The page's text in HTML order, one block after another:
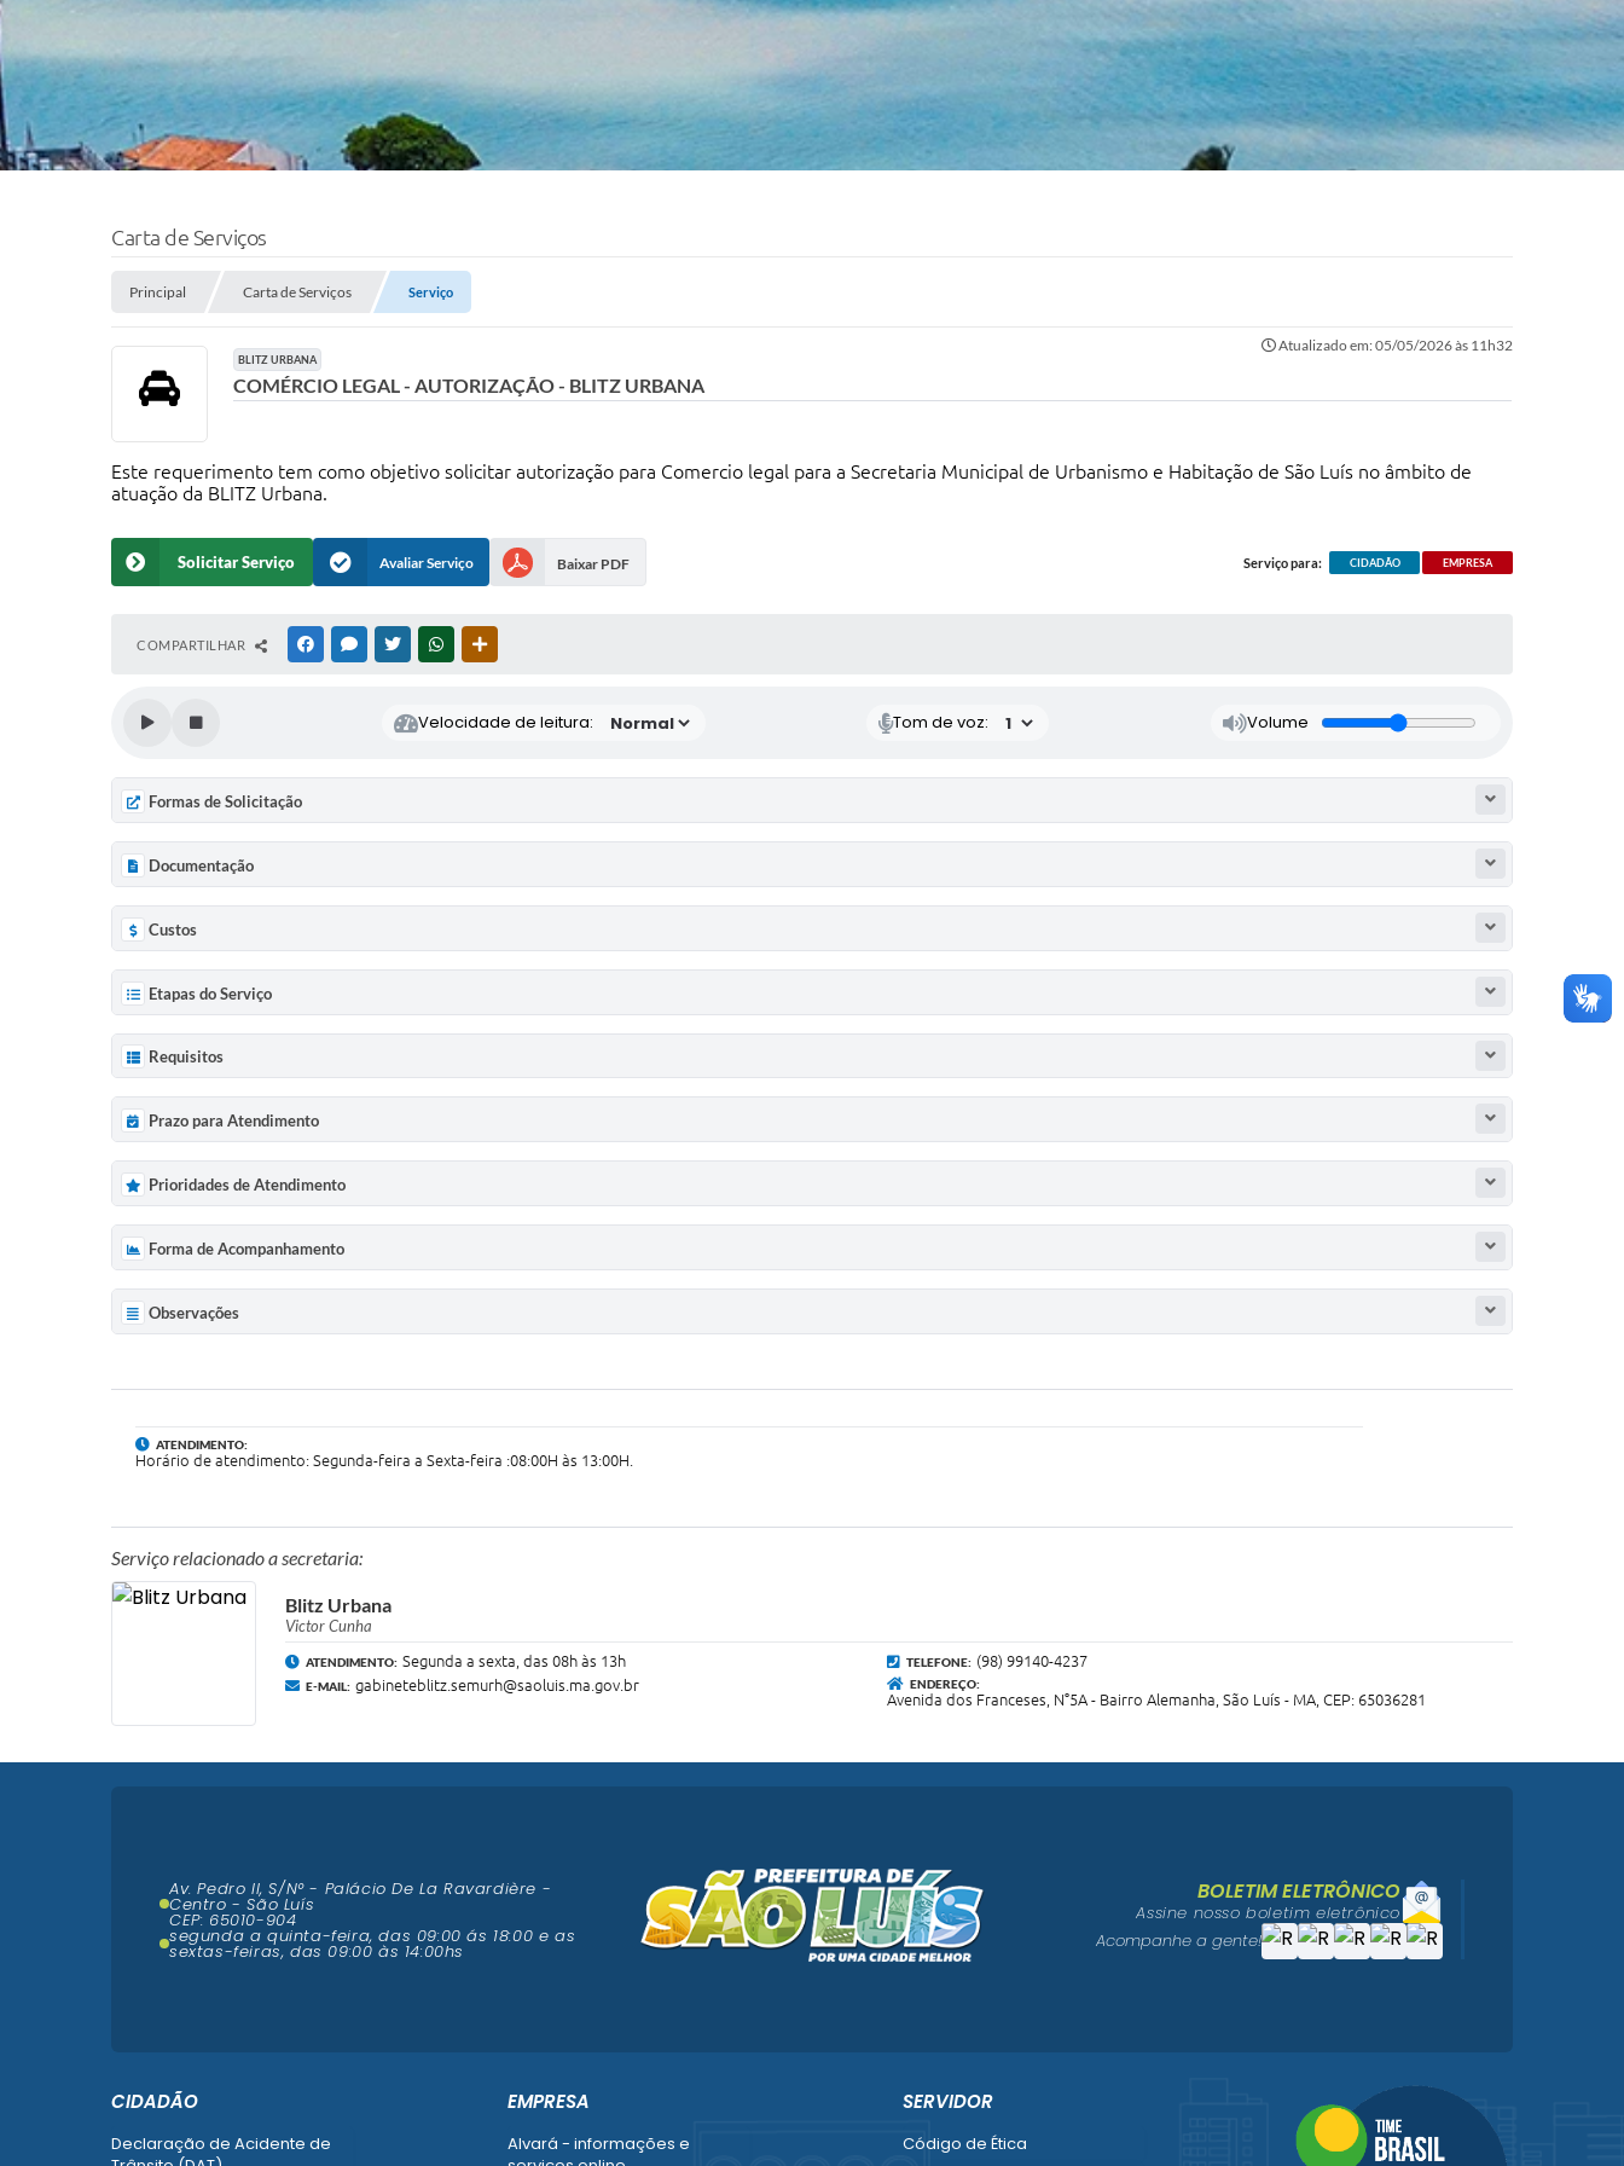
Carta de Serviços
Principal Carta de Serviços Serviço
Atualizado em: 05/05/2026 às 11h32
BLITZ URBANA
COMÉRCIO LEGAL - AUTORIZAÇÃO - BLITZ URBANA
Este requerimento tem como objetivo solicitar autorização para Comercio legal para a Secretaria Municipal de Urbanismo e Habitação de São Luís no âmbito de
atuação da BLITZ Urbana.
Solicitar Serviço Avaliar Serviço Baixar PDF Serviço para: CIDADÃO EMPRESA
COMPARTILHAR FACEBOOKMESSENGER
TWITTERWHATSAPP
Velocidade de leitura: Tom de voz: Volume
Formas de Solicitação
Documentação
Custos
Etapas do Serviço
Requisitos
Prazo para Atendimento
Prioridades de Atendimento
Forma de Acompanhamento
Observações
ATENDIMENTO:
Horário de atendimento: Segunda-feira a Sexta-feira :08:00H às 13:00H.
Serviço relacionado a secretaria:
Blitz Urbana
Victor Cunha
ATENDIMENTO: Segunda a sexta, das 08h às 13h TELEFONE: (98) 99140-4237
E-MAIL: gabineteblitz.semurh@saoluis.ma.gov.br ENDEREÇO:
Avenida dos Franceses, N°5A - Bairro Alemanha, São Luís - MA, CEP: 65036281
CIDADÃO
Declaração de Acidente de
EMPRESA
Alvará - informações e
SERVIDOR
Código de Ética
Av. Pedro II, S/N° - Palácio De La Ravardière -
Centro - São Luís
CEP: 65010-904
segunda a quinta-feira, das 09:00 ás 18:00 e as
sextas-feiras, das 09:00 às 14:00hs
BOLETIM ELETRÔNICO
Assine nosso boletim eletrônico
Acompanhe a gente!